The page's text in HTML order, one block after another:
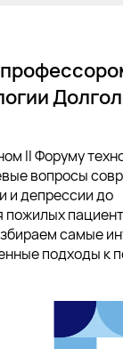
II Форуму
вопросы
и депрессии до
самые
подходы к